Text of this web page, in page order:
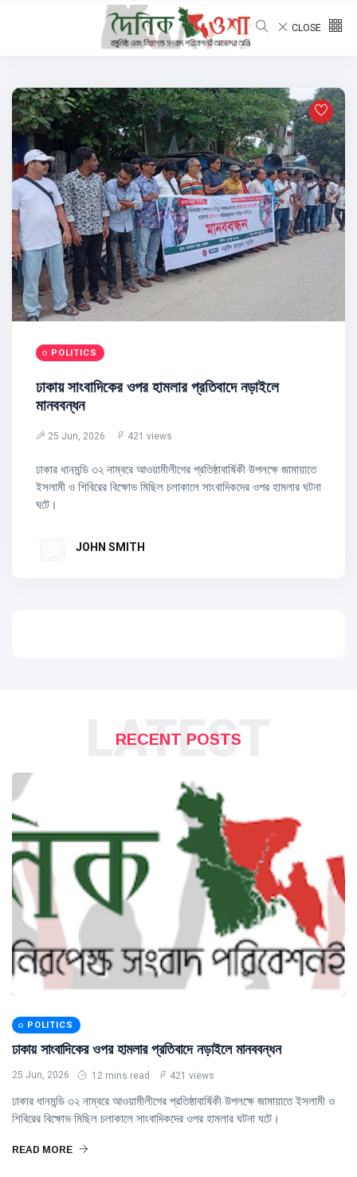
CLOSE
POLITICS
ঢাকায় সাংবাদিকের ওপর হামলার প্রতিবাদে নড়াইলে
মানববন্ধন
25 Jun, 2026 421 views
ঢাকার ধানমন্ডি ৩২ নাম্বরে আওয়ামীলীগের প্রতিষ্ঠাবার্ষিকী উপলক্ষে জামায়াতে
ইসলামী ও শিবিরের বিক্ষোভ মিছিল চলাকালে সাংবাদিকদের ওপর হামলার ঘটনা
ঘটে।
JOHN SMITH
RECENT POSTS
LATEST
POLITICS
ঢাকায় সাংবাদিকের ওপর হামলার প্রতিবাদে নড়াইলে মানববন্ধন
25 Jun, 2026 12 mins read 421 views
ঢাকার ধানমন্ডি ৩২ নাম্বরে আওয়ামীলীগের প্রতিষ্ঠাবার্ষিকী উপলক্ষে জামায়াতে ইসলামী ও
শিবিরের বিক্ষোভ মিছিল চলাকালে সাংবাদিকদের ওপর হামলার ঘটনা ঘটে।
READ MORE